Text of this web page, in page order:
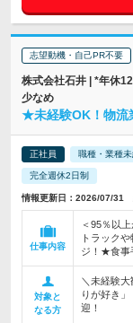
志望動機・自己PR不要
株式会社石井 | *年休
少なめ
★未経験OK！物流
正社員 職種・業種
完全週休2日制
情報更新日：2026/07/31
仕事内容
＜95％以
トラック
ジ！★食事
対象と
なる方
＼未経験大
りが好き
迎！